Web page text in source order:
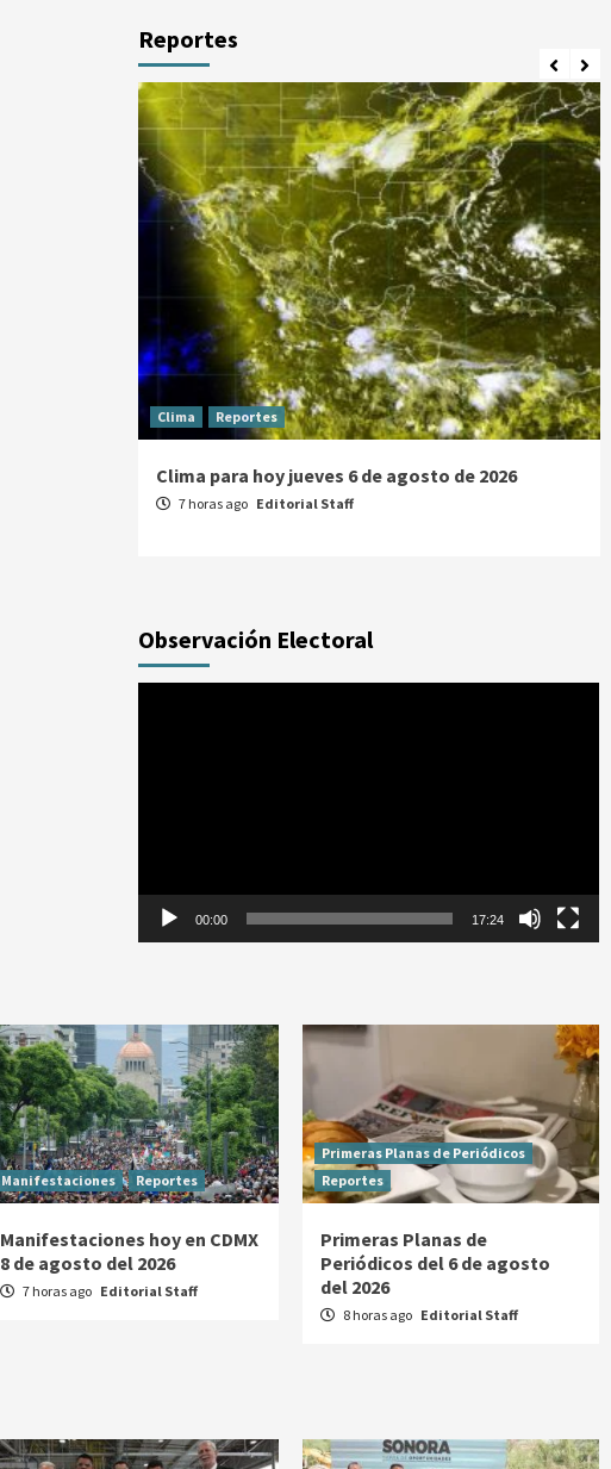
Reportes
Clima Reportes
Clima para hoy jueves 6 de agosto de 2026
7 horas ago Editorial Staff
Observación Electoral
00:00 17:24
Manifestaciones Reportes
Manifestaciones hoy en CDMX
8 de agosto del 2026
7 horas ago Editorial Staff
Primeras Planas de Periódicos
Reportes
Primeras Planas de
Periódicos del 6 de agosto
del 2026
8 horas ago Editorial Staff